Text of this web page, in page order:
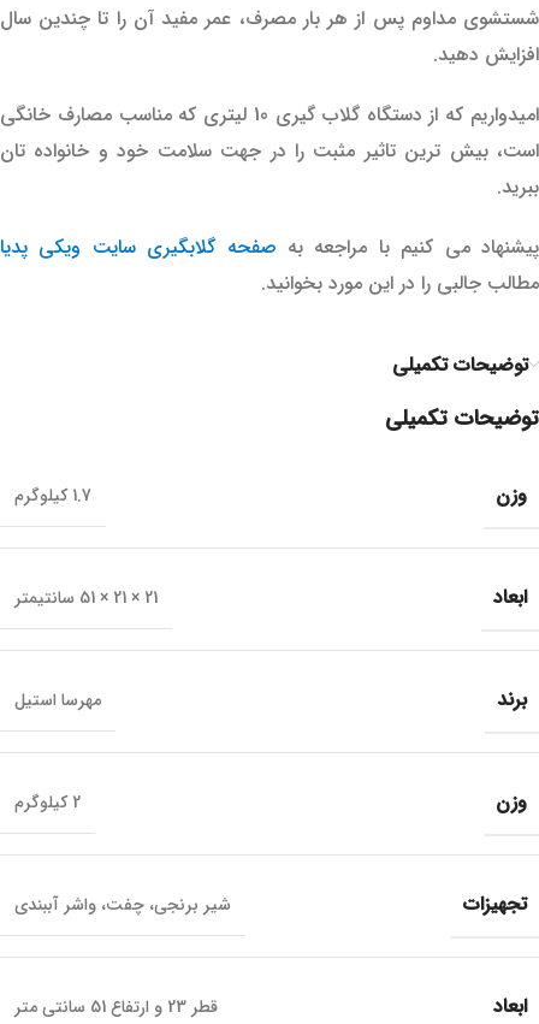
شستشوی مداوم پس از هر بار مصرف، عمر مفید آن را تا چندین سال
افزایش دهید.
امیدواریم که از دستگاه گلاب گیری 10 لیتری که مناسب مصارف خانگی
است، بیش ترین تاثیر مثبت را در جهت سلامت خود و خانواده تان
ببرید.
پیشنهاد می کنیم با مراجعه به صفحه گلابگیری سایت ویکی پدیا
مطالب جالبی را در این مورد بخوانید.
توضیحات تکمیلی
توضیحات تکمیلی
وزن 1.7 کیلوگرم
ابعاد 21 × 21 × 51 سانتیمتر
برند مهرسا استیل
وزن 2 کیلوگرم
تجهیزات شیر برنجی، چفت، واشر آببندی
ابعاد قطر 23 و ارتفاع 51 سانتی متر